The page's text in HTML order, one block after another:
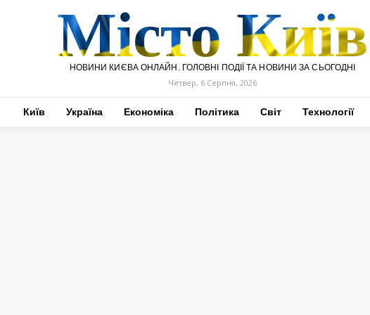
Місто Київ
НОВИНИ КИЄВА ОНЛАЙН. ГОЛОВНІ ПОДІЇ ТА НОВИНИ ЗА СЬОГОДНІ
Четвер, 6 Серпня, 2026
Київ Україна Економіка Політика Світ Технології